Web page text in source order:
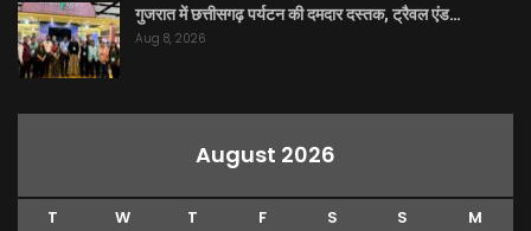
गुजरात में छत्तीसगढ़ पर्यटन की दमदार दस्तक, ट्रैवल एंड…
Aug 8, 2026
August 2026
T W T F S S
M